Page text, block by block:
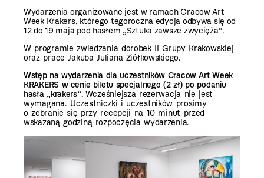
Wydarzenia organizowane jest w ramach Cracow Art
Week Krakers, którego tegoroczna edycja odbywa się od
12 do 19 maja pod hasłem „Sztuka zawsze zwycięża”.
W programie zwiedzania dorobek II Grupy Krakowskiej
oraz prace Jakuba Juliana Ziółkowskiego.
Wstęp na wydarzenia dla uczestników Cracow Art Week
KRAKERS w cenie biletu specjalnego (2 zł) po podaniu
hasła „krakers”. Wcześniejsza rezerwacja nie jest
wymagana. Uczestniczki i uczestników prosimy
o zebranie się przy recepcji na 10 minut przed
wskazaną godziną rozpoczęcia wydarzenia.